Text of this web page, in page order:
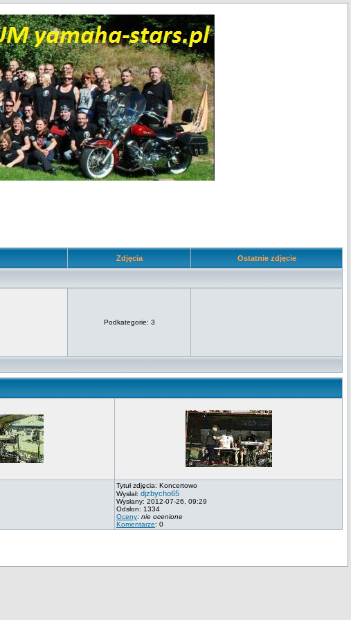
Zdjęcia Ostatnie zdjęcie
Podkategorie: 3
Tytuł zdjęcia: Koncertowo
Wysłał: djzbycho65
Wysłany: 2012-07-26, 09:29
Odsłon: 1334
Oceny: nie ocenione
Komentarze: 0